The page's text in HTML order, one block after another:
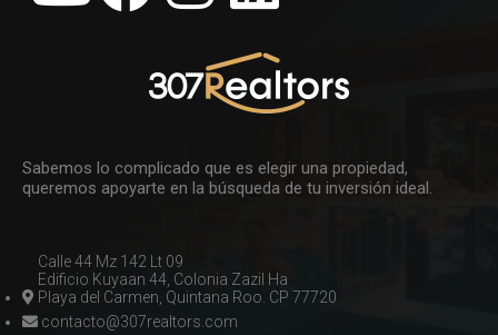
Sabemos lo complicado que es elegir una propiedad,
queremos apoyarte en la búsqueda de tu inversión ideal.
Calle 44 Mz 142 Lt 09
Edificio Kuyaan 44, Colonia Zazil Ha
Playa del Carmen, Quintana Roo. CP 77720
contacto@307realtors.com